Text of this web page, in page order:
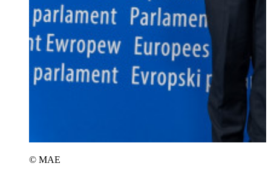
© MAE